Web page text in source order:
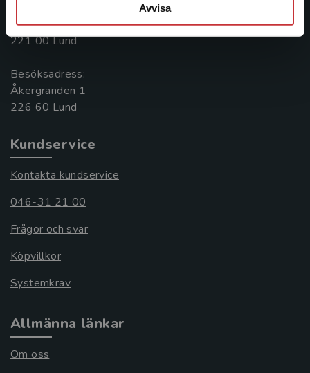
Avvisa
Box 141
221 00 Lund
Besöksadress:
Åkergränden 1
Kundservice
Kontakta kundservice
046-31 21 00
Frågor och svar
Köpvillkor
Systemkrav
Allmänna länkar
Om oss